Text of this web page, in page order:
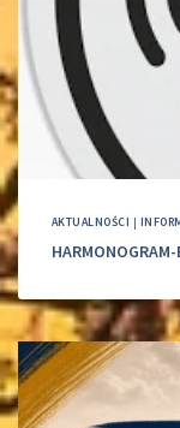
AKTUALNOŚCI |